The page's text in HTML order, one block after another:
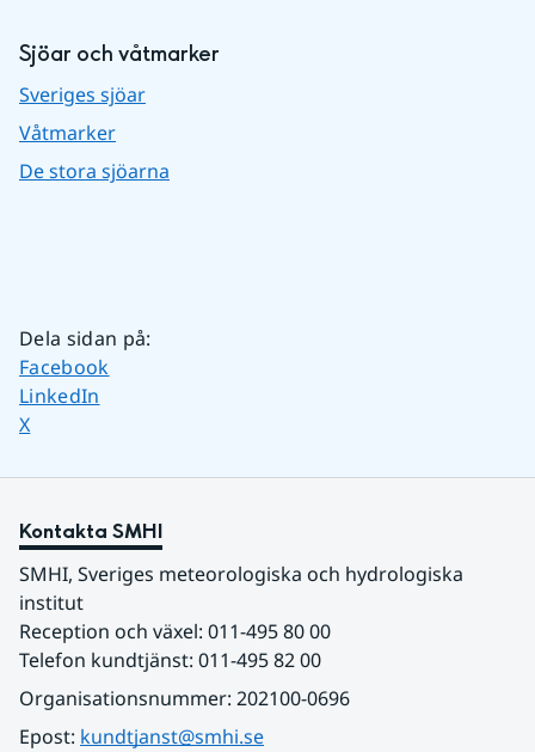
Sjöar och våtmarker
Sveriges sjöar
Våtmarker
De stora sjöarna
Dela sidan på:
Dela sidan på
Facebook
Dela sidan på
LinkedIn
Dela sidan på
X
Kontakta SMHI
SMHI, Sveriges meteorologiska och hydrologiska
institut
Reception och växel: 011-495 80 00
Telefon kundtjänst: 011-495 82 00
Organisationsnummer: 202100-0696
Epost: kundtjanst@smhi.se